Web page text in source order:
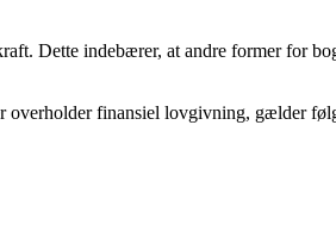
Dette indebærer, at andre former for
overholder finansiel lovgivning, gælder